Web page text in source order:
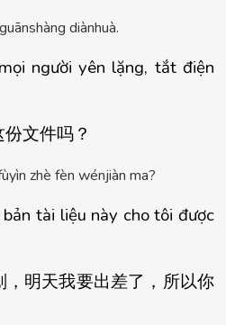
ānshàng diànhuà.
người yên lặng, tắt điện
文件吗？
ùyìn zhè fèn wénjiàn ma?
tài liệu này cho tôi được
，明天我要出差了，所以你